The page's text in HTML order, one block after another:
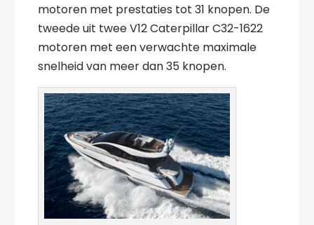
motoren met prestaties tot 31 knopen. De
tweede uit twee V12 Caterpillar C32-1622
motoren met een verwachte maximale
snelheid van meer dan 35 knopen.